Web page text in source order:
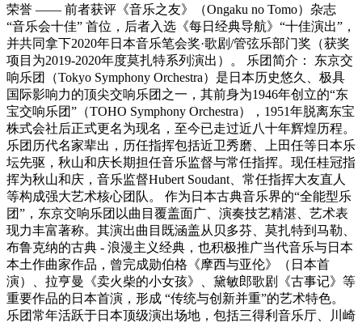
荣誉 —— 前者获评《音乐之友》（Ongaku no Tomo）杂志
“音乐会十佳” 首位，后者入选《每日经典导航》“十佳演出”，
并共同拿下2020年日本音乐笔会奖·歌剧/管弦乐部门奖（获奖
项目为2019-2020年度莫扎特系列演出）。 乐团简介： 东京交
响乐团（Tokyo Symphony Orchestra）是日本历史悠久、极具
国际影响力的顶尖交响乐团之一，其前身为1946年创立的“东
宝交响乐团”（TOHO Symphony Orchestra），1951年脱离东宝
株式会社后正式更名为现名，至今已走过近八十年辉煌历程。
乐团历代名家辈出，历任指挥包括近卫秀磨、上田任等日本乐
坛先驱，秋山和庆长期担任音乐监督与常任指挥。现任桂冠指
挥为秋山和庆，音乐监督Hubert Soudant、常任指挥大友直人
等构成强大艺术核心团队。 作为日本古典音乐界的“全能型乐
团”，东京交响乐团以曲目覆盖面广、演奏技艺精湛、艺术表
现力丰富著称。其演出曲目既涵盖从贝多芬、莫扎特到马勒、
布鲁克纳的古典 - 浪漫主义经典，也积极推广当代音乐与日本
本土作曲家作品，曾完成勋伯格《摩西与亚伦》（日本首
演）、拉亨曼《卖火柴的小女孩》、黛敏郎歌剧《古事记》等
重要作品的日本首演，形成 “传统与创新并重”的艺术特色。
乐团常年活跃于日本顶级演出场地，包括三得利音乐厅、川崎